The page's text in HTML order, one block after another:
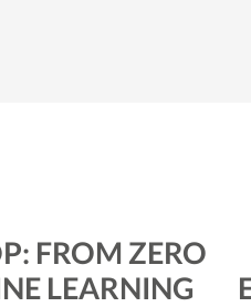
FROM ZERO
LEARNING